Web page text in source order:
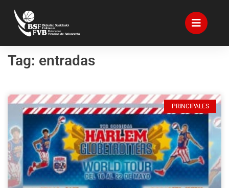
Tag: entradas
PRINCIPALES